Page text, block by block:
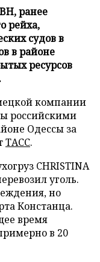
ранее
рейха,
судов в
в районе
ресурсов
компании
российскими
Одессы за
ТАСС.
CHRISTINA
уголь.
но
Констанца.
время
в 20